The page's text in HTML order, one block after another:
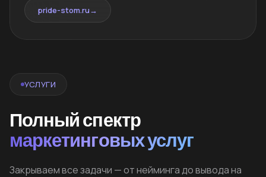
pride-stom.ru→
УСЛУГИ
Полный спектр
маркетинговых услуг
Закрываем все задачи — от нейминга до вывода на